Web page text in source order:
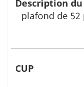
plafond de